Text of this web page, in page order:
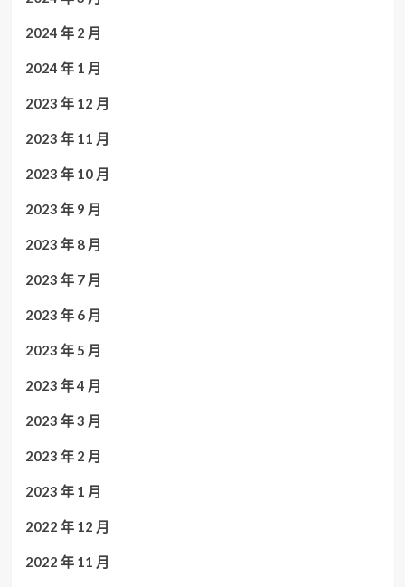
2024 年 2 月
2024 年 1 月
2023 年 12 月
2023 年 11 月
2023 年 10 月
2023 年 9 月
2023 年 8 月
2023 年 7 月
2023 年 6 月
2023 年 5 月
2023 年 4 月
2023 年 3 月
2023 年 2 月
2023 年 1 月
2022 年 12 月
2022 年 11 月